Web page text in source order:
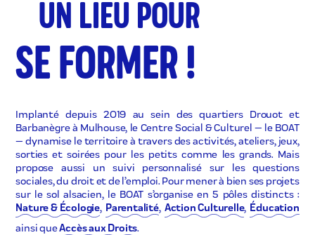
UN LIEU POUR
SE FORMER !
Implanté depuis 2019 au sein des quartiers Drouot et
Barbanègre à Mulhouse, le Centre Social & Culturel — le BOAT
— dynamise le territoire à travers des activités, ateliers, jeux,
sorties et soirées pour les petits comme les grands. Mais
propose aussi un suivi personnalisé sur les questions
sociales, du droit et de l’emploi. Pour mener à bien ses projets
sur le sol alsacien, le BOAT s’organise en 5 pôles distincts :
Nature & Écologie, Parentalité, Action Culturelle, Éducation
ainsi queAccès aux Droits.